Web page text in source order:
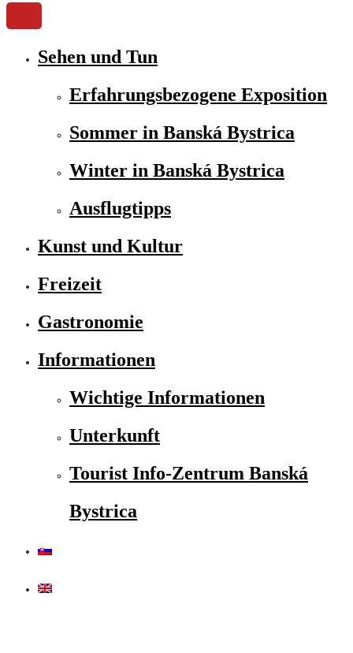
Sehen und Tun
Erfahrungsbezogene Exposition
Sommer in Banská Bystrica
Winter in Banská Bystrica
Ausflugtipps
Kunst und Kultur
Freizeit
Gastronomie
Informationen
Wichtige Informationen
Unterkunft
Tourist Info-Zentrum Banská
Bystrica